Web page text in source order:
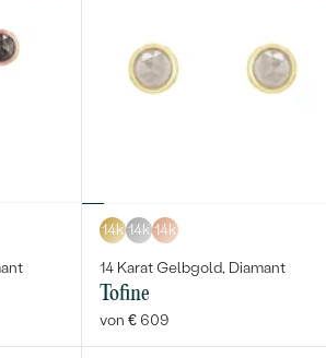
14k 14k 14k
14 Karat Gelbgold, Diamant
Tofine
von € 609